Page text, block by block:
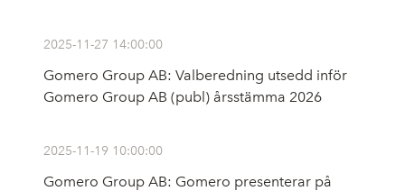
2025-11-27 14:00:00
Gomero Group AB: Valberedning utsedd inför
Gomero Group AB (publ) årsstämma 2026
2025-11-19 10:00:00
Gomero Group AB: Gomero presenterar på